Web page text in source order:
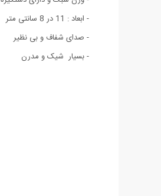
- ابعاد : 11 در 8 سانتی متر
- صدای شفاف و بی نظیر
- بسیار شیک و مدرن